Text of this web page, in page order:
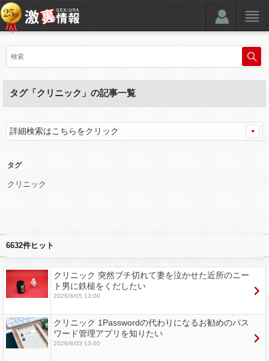
タグ「クリニック」の記事一覧
詳細検索はこちらをクリック
タグ
クリニック
6632件ヒット
クリニック 突然ブチ切れて妻を泣かせた近所のニー
ト男に鉄槌をくだしたい
2026/8/05 13:00
クリニック 1Passwordの代わりになるお勧めのパス
ワード管理アプリを知りたい
2026/8/03 13:00